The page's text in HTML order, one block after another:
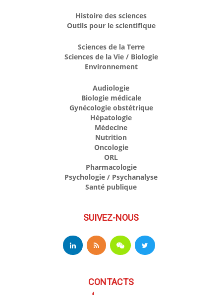
Histoire des sciences
Outils pour le scientifique
Sciences de la Terre
Sciences de la Vie / Biologie
Environnement
Audiologie
Biologie médicale
Gynécologie obstétrique
Hépatologie
Médecine
Nutrition
Oncologie
ORL
Pharmacologie
Psychologie / Psychanalyse
Santé publique
SUIVEZ-NOUS
CONTACTS